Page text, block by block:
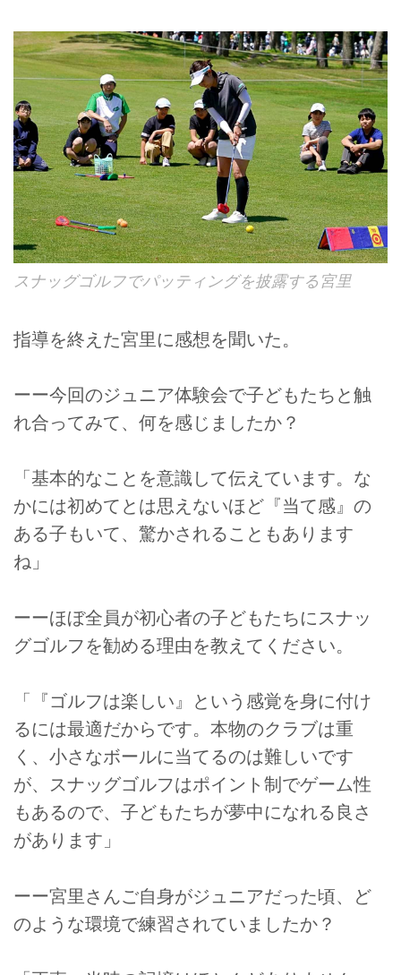
スナッグゴルフでパッティングを披露する宮里
指導を終えた宮里に感想を聞いた。
ーー今回のジュニア体験会で子どもたちと触
れ合ってみて、何を感じましたか？
「基本的なことを意識して伝えています。な
かには初めてとは思えないほど『当て感』の
ある子もいて、驚かされることもあります
ね」
ーーほぼ全員が初心者の子どもたちにスナッ
グゴルフを勧める理由を教えてください。
「『ゴルフは楽しい』という感覚を身に付け
るには最適だからです。本物のクラブは重
く、小さなボールに当てるのは難しいです
が、スナッグゴルフはポイント制でゲーム性
もあるので、子どもたちが夢中になれる良さ
があります」
ーー宮里さんご自身がジュニアだった頃、ど
のような環境で練習されていましたか？